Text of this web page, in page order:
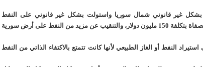
بشكل غير قانوني شمال سوريا واستولت بشكل غير قانوني على النفط
السوري. فوضنا شركة نفط أمريكية لبناء مصفاة بتكلفة 150 مليون دولار، والتنقيب عن مزيد من النفط على أرض سورية
النفط أو الغاز الطبيعي لأنها كانت تتمتع بالاكتفاء الذاتي من النفط